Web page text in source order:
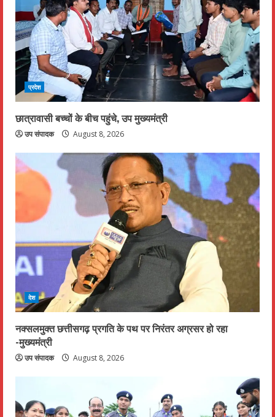
प्रदेश
छात्रावासी बच्चों के बीच पहुंचे, उप मुख्यमंत्री
उप संपादक August 8, 2026
देश
नक्सलमुक्त छत्तीसगढ़ प्रगति के पथ पर निरंतर अग्रसर हो रहा
-मुख्यमंत्री
उप संपादक August 8, 2026